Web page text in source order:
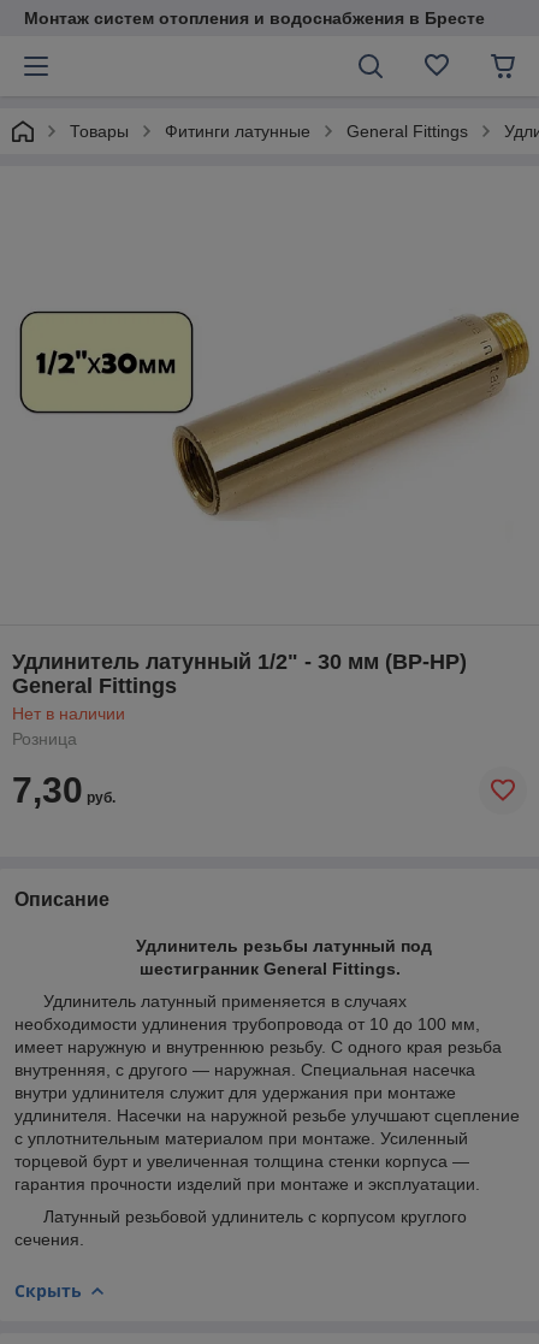
Монтаж систем отопления и водоснабжения в Бресте
Товары Фитинги латунные General Fittings
Удлинитель латунный 1/2" - 30 мм (ВР-НР)
General Fittings
Нет в наличии
Розница
7,30 руб.
Описание
Удлинитель резьбы латунный под
шестигранник General Fittings.
Удлинитель латунный применяется в случаях
необходимости удлинения трубопровода от 10 до 100 мм,
имеет наружную и внутреннюю резьбу. С одного края резьба
внутренняя, с другого — наружная. Специальная насечка
внутри удлинителя служит для удержания при монтаже
удлинителя. Насечки на наружной резьбе улучшают сцепление
с уплотнительным материалом при монтаже. Усиленный
торцевой бурт и увеличенная толщина стенки корпуса —
гарантия прочности изделий при монтаже и эксплуатации.
Латунный резьбовой удлинитель с корпусом круглого
сечения.
Скрыть